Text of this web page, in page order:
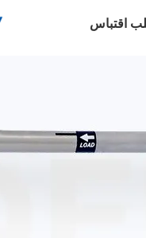
اقتباس